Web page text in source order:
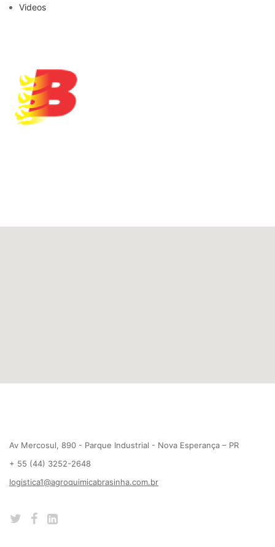
Videos
Av Mercosul, 890 - Parque Industrial - Nova Esperança – PR
+ 55 (44) 3252-2648
logistica1@agroquimicabrasinha.com.br